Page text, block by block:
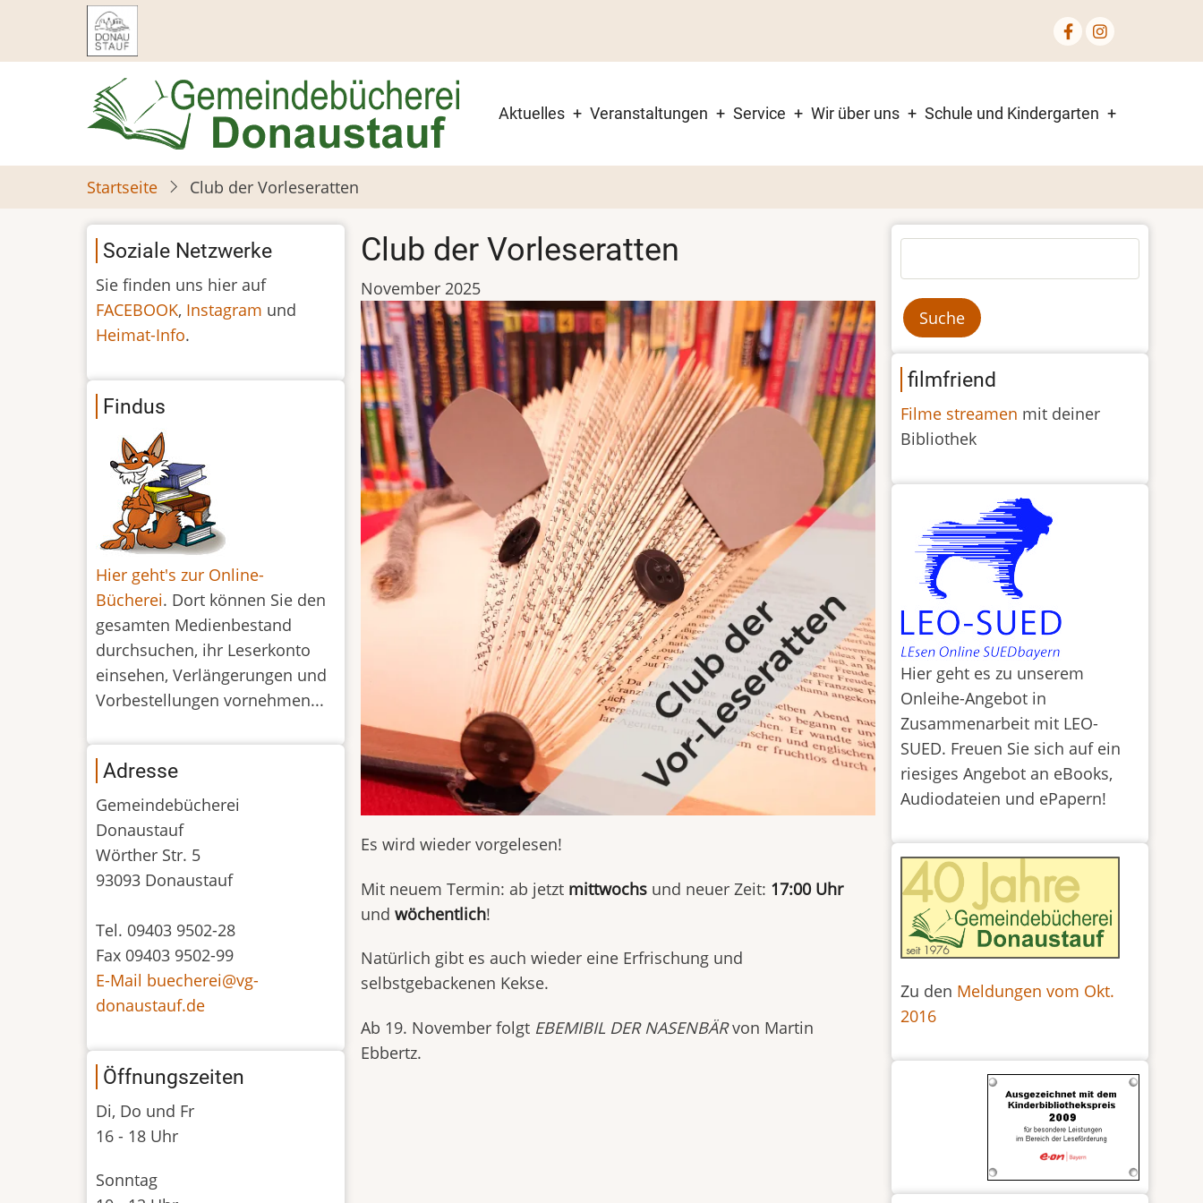
Inhalt
Aktuelles Veranstaltungen Service Wir über uns Schule und Kindergarten
Startseite Club der Vorleseratten
Club der Vorleseratten
November 2025
Es wird wieder vorgelesen!
Mit neuem Termin: ab jetzt mittwochsund neuer Zeit: 17:00 Uhr
und wöchentlich!
Natürlich gibt es auch wieder eine Erfrischung und
selbstgebackenen Kekse.
Ab 19. November folgt EBEMIBIL DER NASENBÄRvon Martin
Ebbertz.
Soziale Netzwerke
Sie finden uns hier auf
FACEBOOK, Instagram und
Heimat-Info.
Findus
Hier geht's zur Online-
Bücherei. Dort können Sie den
gesamten Medienbestand
durchsuchen, ihr Leserkonto
einsehen, Verlängerungen und
Vorbestellungen vornehmen...
Adresse
Gemeindebücherei
Donaustauf
Wörther Str. 5
93093 Donaustauf
Tel. 09403 9502-28
Fax 09403 9502-99
E-Mail buecherei@vg-
donaustauf.de
Öffnungszeiten
Di, Do und Fr
16 - 18 Uhr
Sonntag
filmfriend
Filme streamen mit deiner
Bibliothek
Hier geht es zu unserem
Onleihe-Angebot in
Zusammenarbeit mit LEO-
SUED. Freuen Sie sich auf ein
riesiges Angebot an eBooks,
Audiodateien und ePapern!
Zu den Meldungen vom Okt.
2016